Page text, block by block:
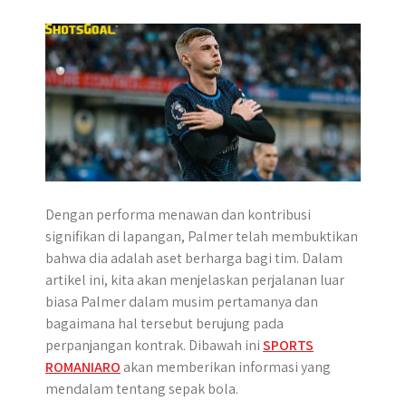
r
Dengan performa menawan dan kontribusi
signifikan di lapangan, Palmer telah membuktikan
bahwa dia adalah aset berharga bagi tim. Dalam
artikel ini, kita akan menjelaskan perjalanan luar
biasa Palmer dalam musim pertamanya dan
bagaimana hal tersebut berujung pada
perpanjangan kontrak. Dibawah iniSPORTS
ROMANIARO akan memberikan informasi yang
mendalam tentang sepak bola.